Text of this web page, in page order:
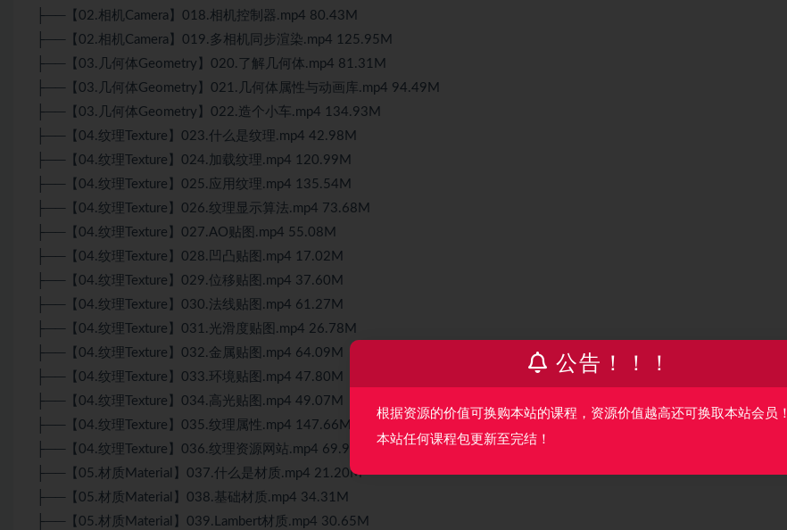
├──【02.相机Camera】018.相机控制器.mp4 80.43M
├──【02.相机Camera】019.多相机同步渲染.mp4 125.95M
├──【03.几何体Geometry】020.了解几何体.mp4 81.31M
├──【03.几何体Geometry】021.几何体属性与动画库.mp4 94.49M
├──【03.几何体Geometry】022.造个小车.mp4 134.93M
├──【04.纹理Texture】023.什么是纹理.mp4 42.98M
├──【04.纹理Texture】024.加载纹理.mp4 120.99M
├──【04.纹理Texture】025.应用纹理.mp4 135.54M
├──【04.纹理Texture】026.纹理显示算法.mp4 73.68M
├──【04.纹理Texture】027.AO贴图.mp4 55.08M
├──【04.纹理Texture】028.凹凸贴图.mp4 17.02M
├──【04.纹理Texture】029.位移贴图.mp4 37.60M
├──【04.纹理Texture】030.法线贴图.mp4 61.27M
├──【04.纹理Texture】031.光滑度贴图.mp4 26.78M
├──【04.纹理Texture】032.金属贴图.mp4 64.09M
├──【04.纹理Texture】033.环境贴图.mp4 47.80M
├──【04.纹理Texture】034.高光贴图.mp4 49.07M
├──【04.纹理Texture】035.纹理属性.mp4 147.66M
├──【04.纹理Texture】036.纹理资源网站.mp4 69.92M
├──【05.材质Material】037.什么是材质.mp4 21.20M
├──【05.材质Material】038.基础材质.mp4 34.31M
├──【05.材质Material】039.Lambert材质.mp4 30.65M
公告！！！
根据资源的价值可换购本站的课程，资源价值越高还可换取本站会员！
本站任何课程包更新至完结！